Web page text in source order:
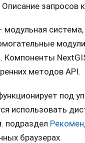
Описание
модульная
Компоненты
методов API.
под
использовать
подраздел
браузерах.